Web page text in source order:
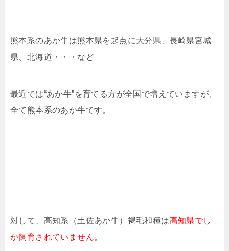
熊本系のあか牛は熊本県を起点に大分県、長崎県宮城
県、北海道・・・など
最近では“あか牛”を育てる方が全国で増えていますが、
全て熊本系のあか牛です。
対して、高知系（土佐あか牛）褐毛和種は高知県でし
か飼育されていません。